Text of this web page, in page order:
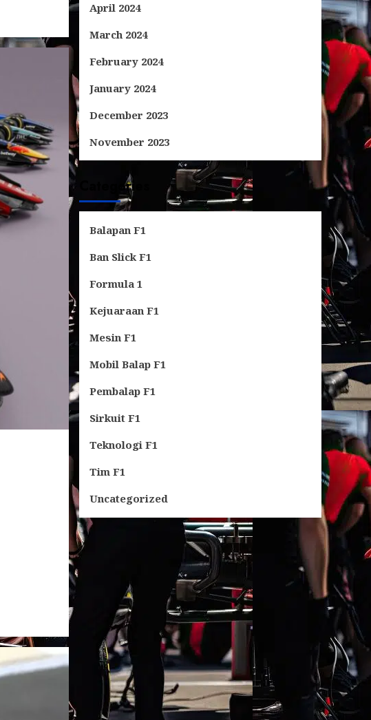
April 2024
March 2024
February 2024
January 2024
December 2023
November 2023
Categories
Balapan F1
Ban Slick F1
Formula 1
Kejuaraan F1
Mesin F1
Mobil Balap F1
Pembalap F1
Sirkuit F1
Teknologi F1
Tim F1
Uncategorized